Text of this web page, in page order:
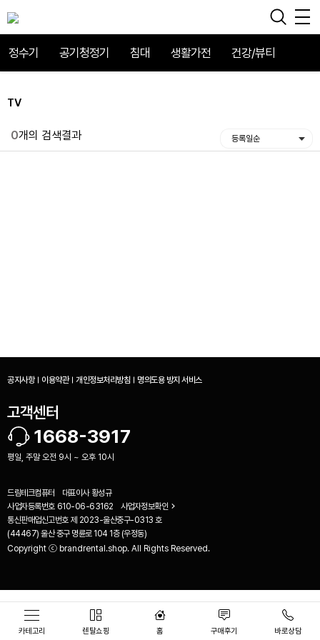
정수기 공기청정기 침대 생활가전 건강/뷰티
TV
0개의 검색결과 등록일순
공지사항 이용약관 개인정보처리방침 명의도용 방지 서비스
고객센터
1668-3917
평일, 주말 오전 9시 ~ 오후 10시
드림테크컴퓨터 대표이사 황성규
사업자등록번호 610-06-63162
사업자정보확인
통신판매업신고번호 제 2023-울산중구-0313 호
(44467) 울산 중구 명륜로 104 1층 (우정동)
Copyright ⓒ brandrental.shop. All Rights Reserved.
카테고리 렌탈쇼핑 홈 구매후기 바로상담